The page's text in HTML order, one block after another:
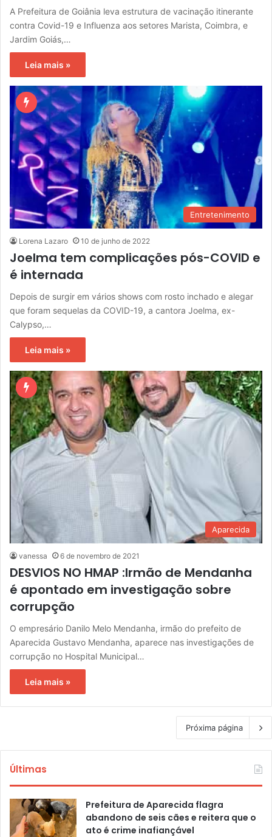
A Prefeitura de Goiânia leva estrutura de vacinação itinerante
contra Covid-19 e Influenza aos setores Marista, Coimbra, e
Jardim Goiás,…
Leia mais »
Entretenimento
Lorena Lazaro 10 de junho de 2022
Joelma tem complicações pós-COVID e
é internada
Depois de surgir em vários shows com rosto inchado e alegar
que foram sequelas da COVID-19, a cantora Joelma, ex-
Calypso,…
Leia mais »
Aparecida
vanessa 6 de novembro de 2021
DESVIOS NO HMAP :Irmão de Mendanha
é apontado em investigação sobre
corrupção
O empresário Danilo Melo Mendanha, irmão do prefeito de
Aparecida Gustavo Mendanha, aparece nas investigações de
corrupção no Hospital Municipal…
Leia mais »
Próxima página
Últimas
Prefeitura de Aparecida flagra
abandono de seis cães e reitera que o
ato é crime inafiançável